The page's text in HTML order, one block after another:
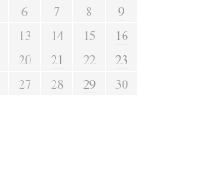
6 7 8
9
13 14 15
16
20 21 22
23
27 28 29
30